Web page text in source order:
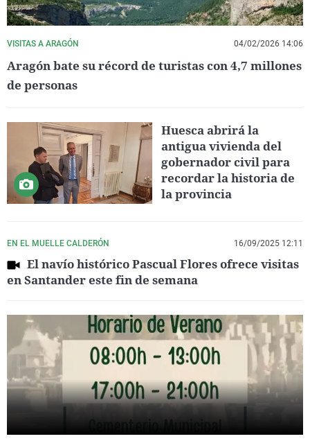
VISITAS A ARAGÓN 04/02/2026 14:06
Aragón bate su récord de turistas con 4,7 millones
de personas
Huesca abrirá la
antigua vivienda del
gobernador civil para
recordar la historia de
la provincia
EN EL MUELLE CALDERÓN 16/09/2025 12:11
El navío histórico Pascual Flores ofrece visitas
en Santander este fin de semana